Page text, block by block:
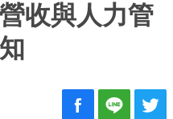
收與人力管